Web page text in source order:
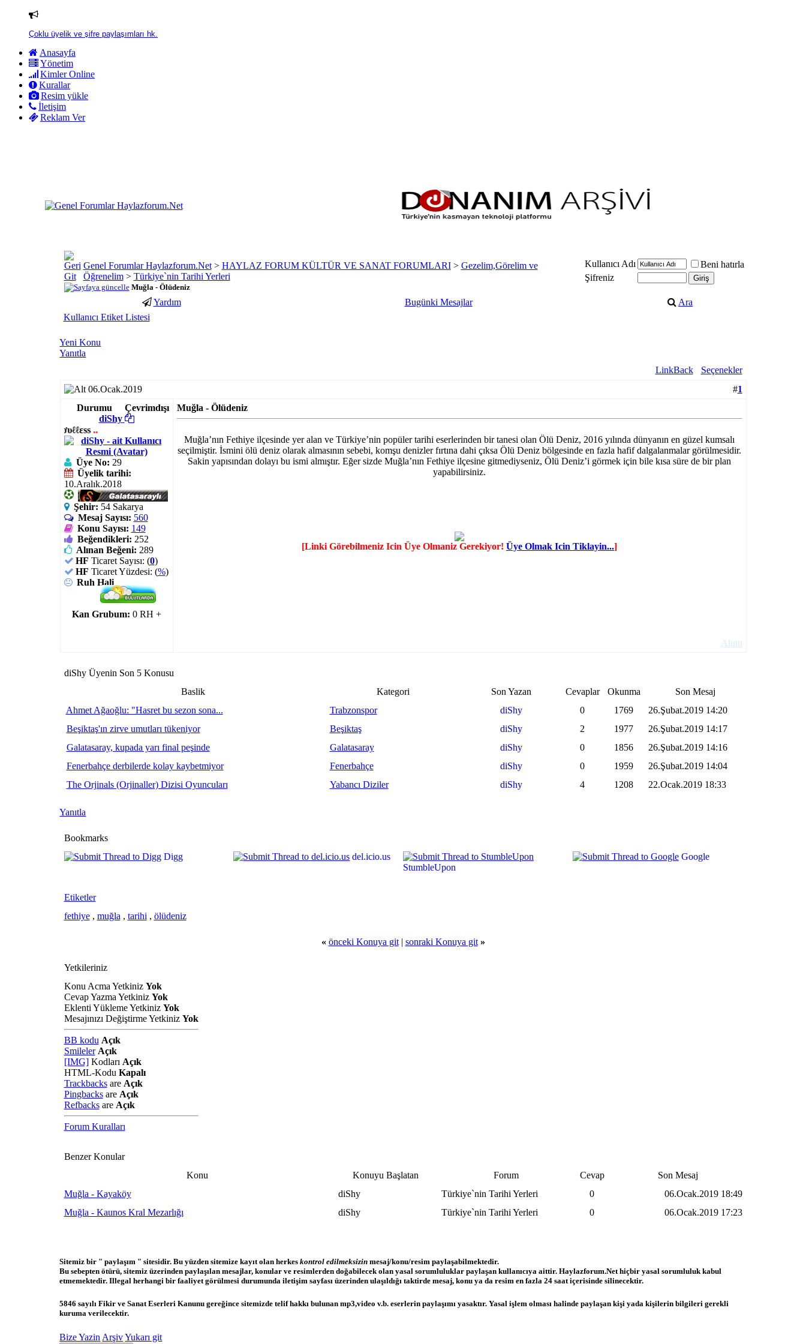
Çoklu üyelik ve şifre paylaşımları hk.
Anasayfa
Yönetim
Kimler Online
Kurallar
Resim yükle
İletişim
Reklam Ver
Genel Forumlar Haylazforum.Net > HAYLAZ FORUM KÜLTÜR VE SANAT FORUMLARI > Gezelim,Görelim ve
Öğrenelim > Türkiye`nin Tarihi Yerleri
Muğla - Ölüdeniz
Kullanıcı Adı
Beni hatırla
Şifreniz
Yardım Bugünki Mesajlar
Ara
porno
izle
escort
gaziantep
youtube
abone
Kullanıcı Etiket Listesi
Yeni Konu
Yanıtla
LinkBack
Seçenekler
06.Ocak.2019
#1
Durumu
Çevrimdışı
diShy
یơυℓℓεss ..
Üye No: 29
Üyelik tarihi:
10.Aralık.2018
Şehir: 54 Sakarya
Mesaj Sayısı: 560
Konu Sayısı: 149
Beğendikleri: 252
Alınan Beğeni: 289
HF Ticaret Sayısı: (0)
HF Ticaret Yüzdesi: (%)
Ruh Hali
Kan Grubum: 0 RH +
Muğla - Ölüdeniz
Muğla’nın Fethiye ilçesinde yer alan ve Türkiye’nin popüler tarihi eserlerinden bir tanesi olan Ölü Deniz, 2016 yılında dünyanın en güzel kumsalı
seçilmiştir. İsmini ölü deniz olarak almasının sebebi, komşu denizler fırtına dahi çıksa Ölü Deniz bölgesinde en fazla hafif dalgalanmalar görülmesidir.
Sakin yapısından dolayı bu ismi almıştır. Eğer sizde Muğla’nın Fethiye ilçesine gitmediyseniz, Ölü Deniz’i görmek için bile kısa süre de bir plan
yapabilirsiniz.
[Linki Görebilmeniz Icin Üye Olmaniz Gerekiyor! Üye Olmak Icin Tiklayin...]
Alıntı
diShy Üyenin Son 5 Konusu
Baslik
Kategori Son Yazan Cevaplar Okunma
Son Mesaj
Ahmet Ağaoğlu: "Hasret bu sezon sona...
Trabzonspor diShy 0 1769 26.Şubat.2019 14:20
Beşiktaş'ın zirve umutları tükeniyor
Beşiktaş diShy 2 1977 26.Şubat.2019 14:17
Galatasaray, kupada yarı final peşinde
Galatasaray diShy 0 1856 26.Şubat.2019 14:16
Fenerbahçe derbilerde kolay kaybetmiyor
Fenerbahçe diShy 0 1959 26.Şubat.2019 14:04
The Orjinals (Orjinaller) Dizisi Oyuncuları
Yabancı Diziler diShy 4 1208 22.Ocak.2019 18:33
Yanıtla
Bookmarks
Digg
del.icio.us
StumbleUpon
Google
Etiketler
fethiye , muğla , tarihi , ölüdeniz
« önceki Konuya git| sonraki Konuya git »
Yetkileriniz
Konu Acma Yetkiniz Yok
Cevap Yazma Yetkiniz Yok
Eklenti Yükleme Yetkiniz Yok
Mesajınızı Değiştirme Yetkiniz Yok
BB kodu Açık
Smileler Açık
[IMG]Kodları Açık
HTML-Kodu Kapalı
Trackbacksare Açık
Pingbacksare Açık
Refbacksare Açık
Forum Kuralları
Benzer Konular
Konu
Konuyu Başlatan Forum Cevap
Son Mesaj
Muğla - Kayaköy
diShy Türkiye`nin Tarihi Yerleri 0 06.Ocak.2019 18:49
Muğla - Kaunos Kral Mezarlığı
diShy Türkiye`nin Tarihi Yerleri 0 06.Ocak.2019 17:23
Sitemiz bir " paylaşım " sitesidir. Bu yüzden sitemize kayıt olan herkeskontrol edilmeksizin mesaj/konu/resim paylaşabilmektedir.
Bu sebepten ötürü, sitemiz üzerinden paylaşılan mesajlar, konular ve resimlerden doğabilecek olan yasal sorumluluklar paylaşan kullanıcıya aittir. Haylazforum.Net hiçbir yasal sorumluluk kabul
etmemektedir. Illegal herhangi bir faaliyet görülmesi durumunda iletişim sayfası üzerinden ulaşıldığı taktirde mesaj, konu ya da resim en fazla 24 saat içerisinde silinecektir.
5846 sayılı Fikir ve Sanat Eserleri Kanunu gereğince sitemizde telif hakkı bulunan mp3,video v.b. eserlerin paylaşımı yasaktır. Yasal işlem olması halinde paylaşan kişi yada kişilerin bilgileri gerekli
kuruma verilecektir.
Bize Yazin Arşiv Yukarı git